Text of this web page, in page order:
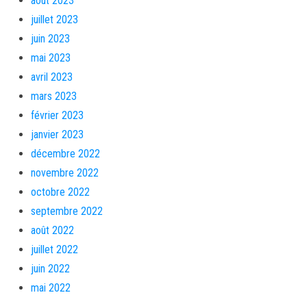
juillet 2023
juin 2023
mai 2023
avril 2023
mars 2023
février 2023
janvier 2023
décembre 2022
novembre 2022
octobre 2022
septembre 2022
août 2022
juillet 2022
juin 2022
mai 2022